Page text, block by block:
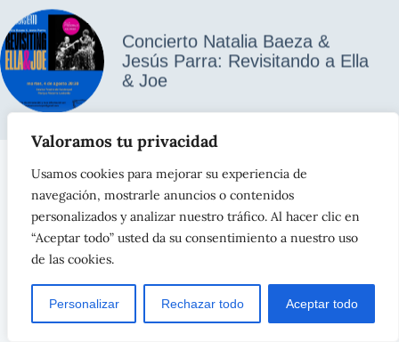
Valoramos tu privacidad
Usamos cookies para mejorar su experiencia de
navegación, mostrarle anuncios o contenidos
personalizados y analizar nuestro tráfico. Al hacer clic en
“Aceptar todo” usted da su consentimiento a nuestro uso
de las cookies.
Personalizar Rechazar todo Aceptar todo
Concierto Natalia Baeza &
Jesús Parra: Revisitando a Ella
& Joe
Contacto Aviso legal
Política de privacidad
Política de cookies
ASTURISIMOS – Navia – Asturias –info@asturisimos.com–
Copyright © 2026 -asturisimos.com
Diseño:asturiaswebpro.es